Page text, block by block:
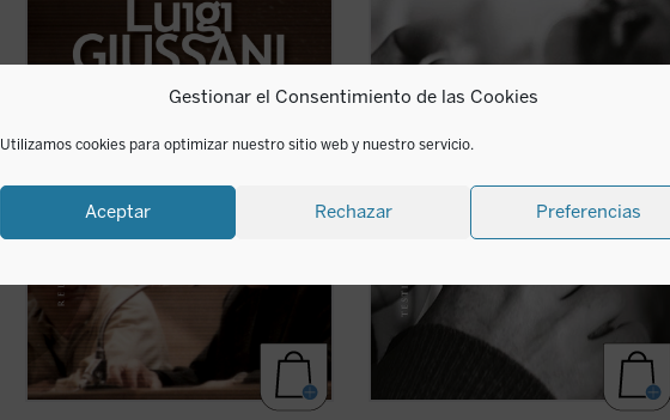
Gestionar el Consentimiento de las Cookies
Utilizamos cookies para optimizar nuestro sitio web y nuestro servicio.
Aceptar Rechazar Preferencias
Comunión y Liberación, la virtud
suprema y camino a la verdad. Era para
muchos un padre y un maestro que sabía
renunciaba a enseñar, siempre ...(ver
hombre enamorado de Cristo. [...] El
padre Aldo recoge a niños y ancianos de
la calle, enfermos terminales, enfermos
cobijo, comida y ... (ver ficha)